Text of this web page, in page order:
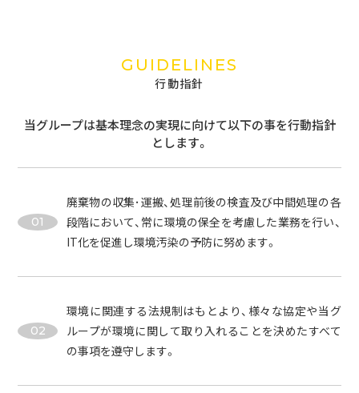
GUIDELINES
行動指針
当グループは基本理念の実現に向けて以下の事を行動指針
とします。
01
廃棄物の収集･運搬、処理前後の検査及び中間処理の各
段階において、常に環境の保全を考慮した業務を行い、
IT化を促進し環境汚染の予防に努めます。
02
環境に関連する法規制はもとより、様々な協定や当グ
ループが環境に関して取り入れることを決めたすべて
の事項を遵守します。